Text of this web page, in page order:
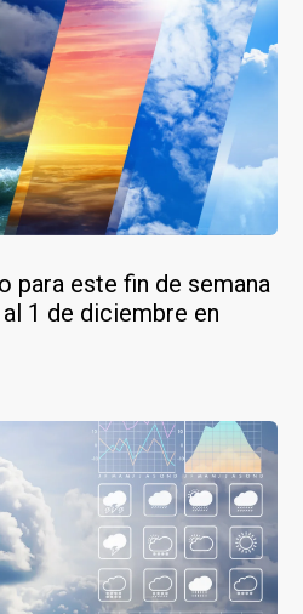
para este fin de semana
1 de diciembre en